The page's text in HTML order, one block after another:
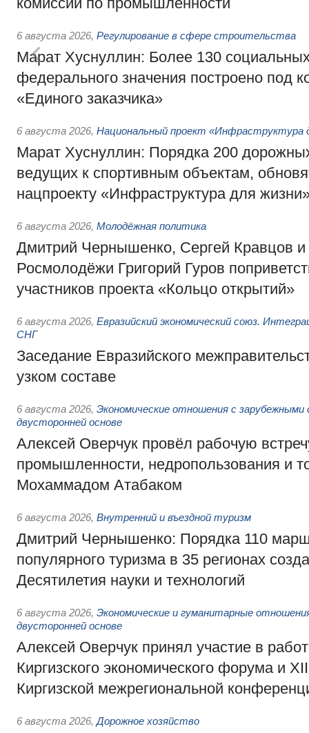
6 августа 2026, Регулирование в сфере строительства
Марат Хуснуллин: Более 130
федерального значения построено под
«Единого заказчика»
6 августа 2026, Национальный проект «Инфраструктура
Марат Хуснуллин: Порядка 200
ведущих к спортивным объектам,
нацпроекту «Инфраструктура для
6 августа 2026, Молодёжная политика
Дмитрий Чернышенко, Сергей Кравцов и
Росмолодёжи Григорий Гуров
участников проекта «Кольцо открытий»
6 августа 2026, Евразийский экономический союз.
СНГ
Заседание Евразийского
узком составе
6 августа 2026, Экономические отношения с
двусторонней основе
Алексей Оверчук провёл рабочую
промышленности, недропользования и
Мохаммадом Атабаком
6 августа 2026, Внутренний и въездной туризм
Дмитрий Чернышенко: Порядка 110
популярного туризма в 35 регионах
Десятилетия науки и технологий
6 августа 2026, Экономические и гуманитарные
двусторонней основе
Алексей Оверчук принял участие в
Киргизского экономического форума и
Киргизской межрегиональной
6 августа 2026, Дорожное хозяйство